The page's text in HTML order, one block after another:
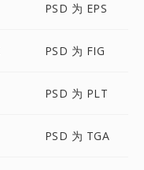
PSD 为 EPS
PSD 为 FIG
PSD 为 PLT
PSD 为 TGA